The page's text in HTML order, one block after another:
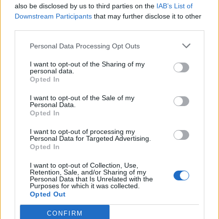
also be disclosed by us to third parties on the IAB’s List of
Downstream Participants that may further disclose it to other
Personal Data Processing Opt Outs
I want to opt-out of the Sharing of my
personal data.
Opted In
I want to opt-out of the Sale of my
Personal Data.
Opted In
I want to opt-out of processing my
Personal Data for Targeted Advertising.
Opted In
I want to opt-out of Collection, Use,
Retention, Sale, and/or Sharing of my
Personal Data that Is Unrelated with the
Purposes for which it was collected.
Opted Out
CONFIRM